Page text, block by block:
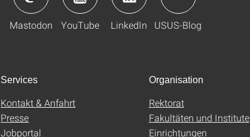
Mastodon YouTube LinkedIn USUS-Blog
Services
Kontakt & Anfahrt
Presse
Jobportal
Organisation
Rektorat
Fakultäten und Institute
Einrichtungen